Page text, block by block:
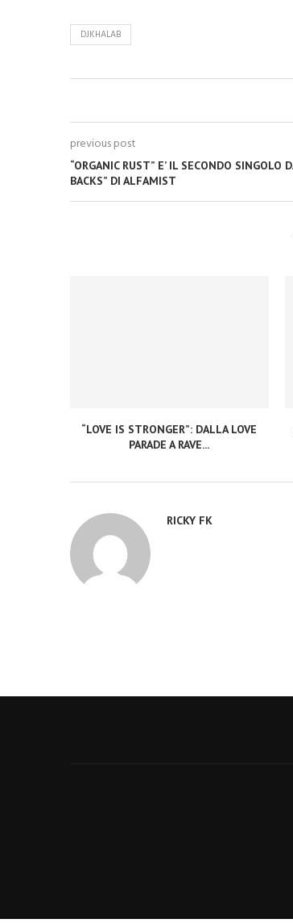
DJKHALAB
previous post
“ORGANIC RUST” E’ IL SECONDO SINGOLO
BACKS” DI ALFAMIST
“LOVE IS STRONGER”: DALLA LOVE
PARADE A RAVE...
RICKY FK